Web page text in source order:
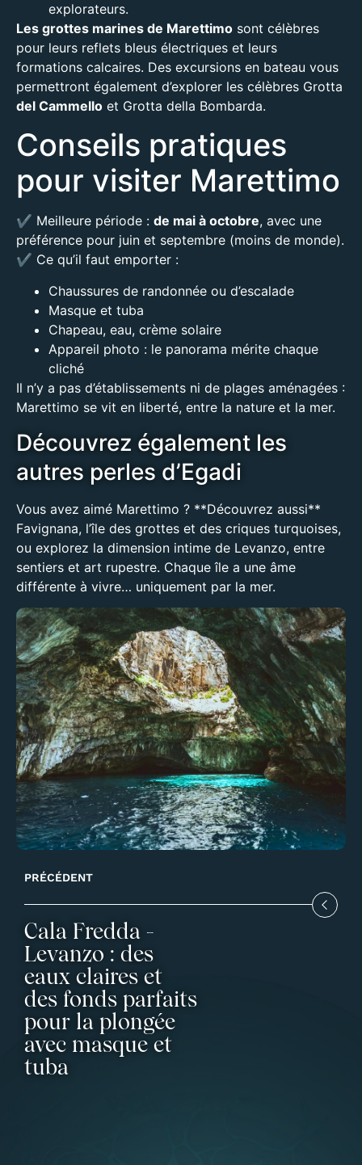
explorateurs.
Les grottes marines de Marettimo sont célèbres
pour leurs reflets bleus électriques et leurs
formations calcaires. Des excursions en bateau vous
permettront également d’explorer les célèbres Grotta
del Cammello et Grotta della Bombarda.
Conseils pratiques
pour visiter Marettimo
✔️ Meilleure période : de mai à octobre, avec une
préférence pour juin et septembre (moins de monde).
✔️ Ce qu’il faut emporter :
Chaussures de randonnée ou d’escalade
Masque et tuba
Chapeau, eau, crème solaire
Appareil photo : le panorama mérite chaque
cliché
Il n’y a pas d’établissements ni de plages aménagées :
Marettimo se vit en liberté, entre la nature et la mer.
Découvrez également les
autres perles d’Egadi
Vous avez aimé Marettimo ? **Découvrez aussi**
Favignana, l’île des grottes et des criques turquoises,
ou explorez la dimension intime de Levanzo, entre
sentiers et art rupestre. Chaque île a une âme
différente à vivre… uniquement par la mer.
PRÉCÉDENT
Cala Fredda -
Levanzo : des
eaux claires et
des fonds parfaits
pour la plongée
avec masque et
tuba